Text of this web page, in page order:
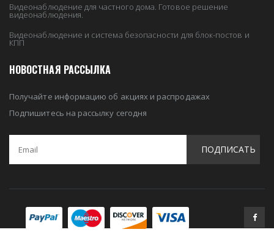
Видеонаблюдение для частного дома. Готовое решение
видеонаблюдения.
Видеонаблюдение и система безопасности для блок-постов и
КПП
НОВОСТНАЯ РАССЫЛКА
Получайте информацию об акциях и распродажах
Подпишитесь на рассылку сегодня
ПОДПИСАТЬ